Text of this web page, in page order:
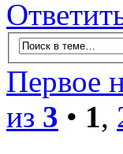
Первое
из 3 • 1,